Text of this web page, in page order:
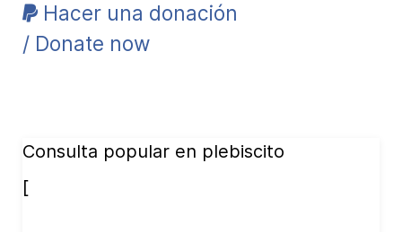
Hacer una donación
/ Donate now
Consulta popular en plebiscito
[